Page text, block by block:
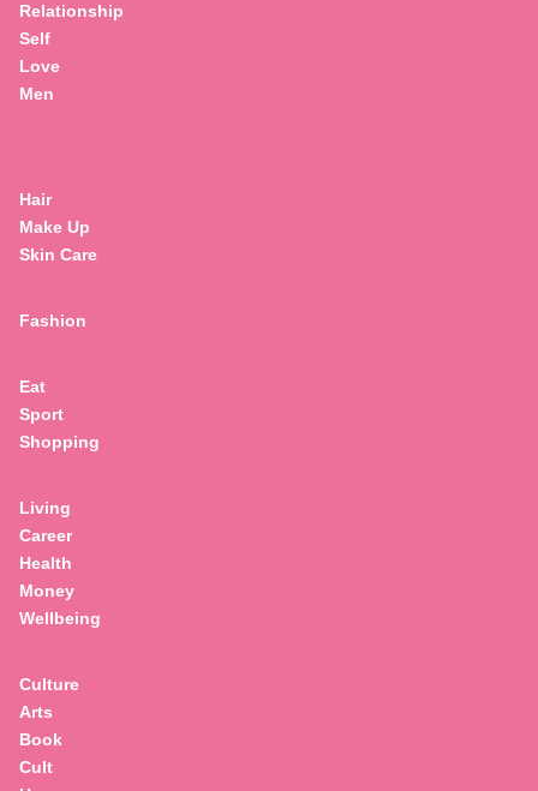
Relationship
Self
Love
Men
Hair
Make Up
Skin Care
Fashion
Eat
Sport
Shopping
Living
Career
Health
Money
Wellbeing
Culture
Arts
Book
Cult